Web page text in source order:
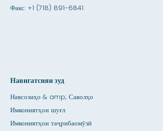
Факс: +1 (718) 891-6841
Навигатсияи зуд
Навсозиҳо & amp; Саволҳо
Имкониятҳои шуғл
Имкониятҳои таҷрибаомӯзӣ